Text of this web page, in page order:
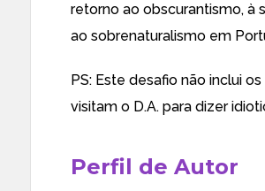
retorno ao obscurantismo, à
ao sobrenaturalismo em
PS: Este desafio não inclui
visitam o D.A. para dizer
Perfil de Autor